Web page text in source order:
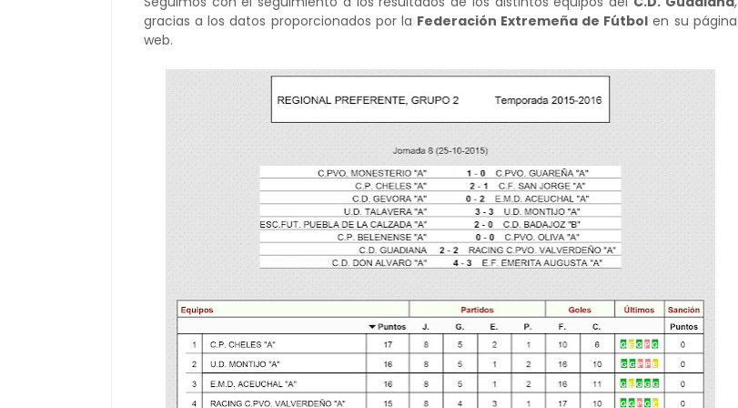
gracias a los datos proporcionados por la Federación Extremeña de Fútbol en su página
web.